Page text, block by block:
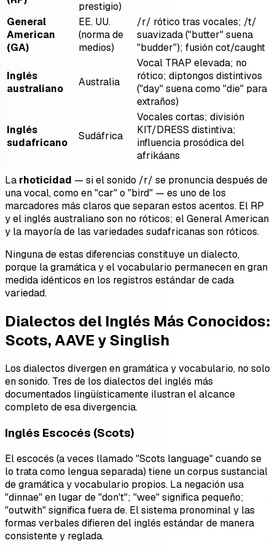
prestigio)
General
American
(GA)
EE. UU.
(norma de
medios)
/r/ rótico tras vocales; /t/
suavizada ("butter" suena
"budder"); fusión cot/caught
Inglés
australiano
Australia
Vocal TRAP elevada; no
rótico; diptongos distintivos
("day" suena como "die" para
extraños)
Inglés
sudafricano
Sudáfrica
Vocales cortas; división
KIT/DRESS distintiva;
influencia prosódica del
afrikáans
La rhoticidad — si el sonido /r/ se pronuncia después de
una vocal, como en "car" o "bird" — es uno de los
marcadores más claros que separan estos acentos. El RP
y el inglés australiano son no róticos; el General American
y la mayoría de las variedades sudafricanas son róticos.
Ninguna de estas diferencias constituye un dialecto,
porque la gramática y el vocabulario permanecen en gran
medida idénticos en los registros estándar de cada
variedad.
Dialectos del Inglés Más Conocidos:
Scots, AAVE y Singlish
Los dialectos divergen en gramática y vocabulario, no solo
en sonido. Tres de los dialectos del inglés más
documentados lingüísticamente ilustran el alcance
completo de esa divergencia.
Inglés Escocés (Scots)
El escocés (a veces llamado "Scots language" cuando se
lo trata como lengua separada) tiene un corpus sustancial
de gramática y vocabulario propios. La negación usa
"dinnae" en lugar de "don't"; "wee" significa pequeño;
"outwith" significa fuera de. El sistema pronominal y las
formas verbales difieren del inglés estándar de manera
consistente y reglada.